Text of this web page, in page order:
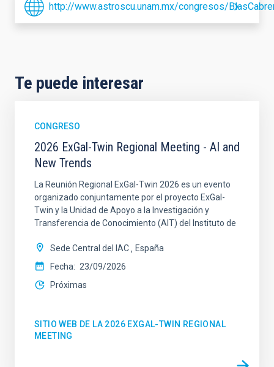
http://www.astroscu.unam.mx/congresos/
Te puede interesar
CONGRESO
2026 ExGal-Twin Regional Meeting - AI and
New Trends
La Reunión Regional ExGal-Twin 2026 es un evento
organizado conjuntamente por el proyecto ExGal-
Twin y la Unidad de Apoyo a la Investigación y
Transferencia de Conocimiento (AIT) del Instituto de
Sede Central del IAC
España
Fecha
23/09/2026
Próximas
SITIO WEB DE LA 2026 EXGAL-TWIN REGIONAL
MEETING